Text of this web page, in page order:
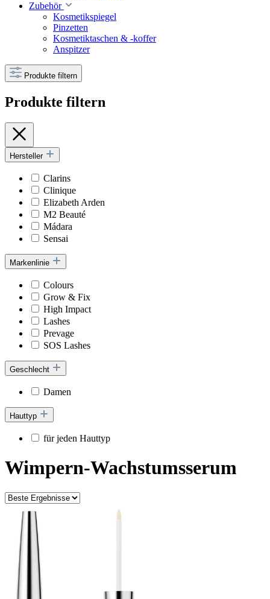
Zubehör
Kosmetikspiegel
Pinzetten
Kosmetiktaschen & -koffer
Anspitzer
Produkte filtern
Produkte filtern
Hersteller
Clarins
Clinique
Elizabeth Arden
M2 Beauté
Mádara
Sensai
Markenlinie
Colours
Grow & Fix
High Impact
Lashes
Prevage
SOS Lashes
Geschlecht
Damen
Hauttyp
für jeden Hauttyp
Wimpern-Wachstumsserum